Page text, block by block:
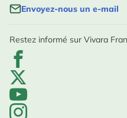
Envoyez-nous un e-mail
Restez informé sur Vivara